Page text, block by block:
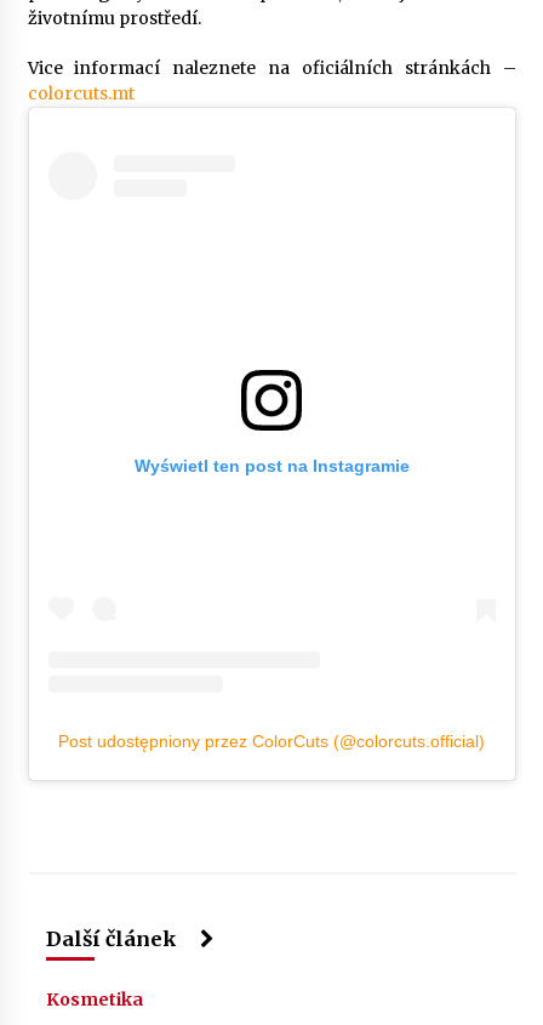
životnímu prostředí.
Vice informací naleznete na oficiálních stránkách –
colorcuts.mt
Wyświetl ten post na Instagramie
Post udostępniony przez ColorCuts (@colorcuts.official)
Další článek
Kosmetika